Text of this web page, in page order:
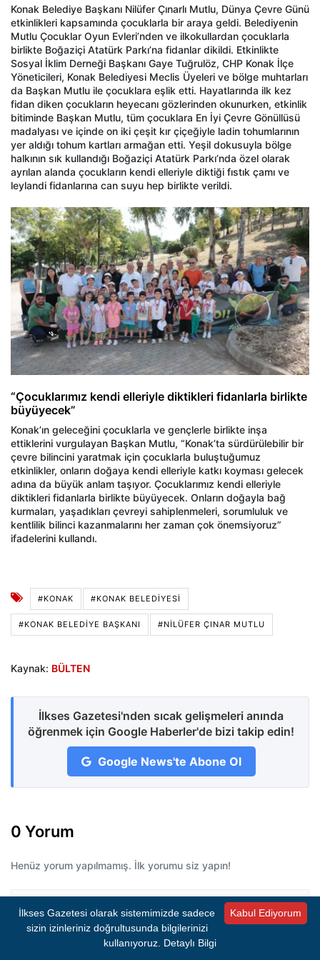
Konak Belediye Başkanı Nilüfer Çınarlı Mutlu, Dünya Çevre Günü
etkinlikleri kapsamında çocuklarla bir araya geldi. Belediyenin
Mutlu Çocuklar Oyun Evleri’nden ve ilkokullardan çocuklarla
birlikte Boğaziçi Atatürk Parkı’na fidanlar dikildi. Etkinlikte
Sosyal İklim Derneği Başkanı Gaye Tuğrulöz, CHP Konak İlçe
Yöneticileri, Konak Belediyesi Meclis Üyeleri ve bölge muhtarları
da Başkan Mutlu ile çocuklara eşlik etti. Hayatlarında ilk kez
fidan diken çocukların heyecanı gözlerinden okunurken, etkinlik
bitiminde Başkan Mutlu, tüm çocuklara En İyi Çevre Gönüllüsü
madalyası ve içinde on iki çeşit kır çiçeğiyle ladin tohumlarının
yer aldığı tohum kartları armağan etti. Yeşil dokusuyla bölge
halkının sık kullandığı Boğaziçi Atatürk Parkı’nda özel olarak
ayrılan alanda çocukların kendi elleriyle diktiği fıstık çamı ve
leylandi fidanlarına can suyu hep birlikte verildi.
“Çocuklarımız kendi elleriyle diktikleri fidanlarla birlikte
büyüyecek”
Konak’ın geleceğini çocuklarla ve gençlerle birlikte inşa
ettiklerini vurgulayan Başkan Mutlu, “Konak’ta sürdürülebilir bir
çevre bilincini yaratmak için çocuklarla buluştuğumuz
etkinlikler, onların doğaya kendi elleriyle katkı koyması gelecek
adına da büyük anlam taşıyor. Çocuklarımız kendi elleriyle
diktikleri fidanlarla birlikte büyüyecek. Onların doğayla bağ
kurmaları, yaşadıkları çevreyi sahiplenmeleri, sorumluluk ve
kentlilik bilinci kazanmalarını her zaman çok önemsiyoruz”
ifadelerini kullandı.
#KONAK #KONAK BELEDIYESI
#KONAK BELEDIYE BAŞKANI #NILÜFER ÇINAR MUTLU
Kaynak: BÜLTEN
İlkses Gazetesi'nden sıcak gelişmeleri anında
öğrenmek için Google Haberler'de bizi takip edin!
Google News'te Abone Ol
0 Yorum
Henüz yorum yapılmamış. İlk yorumu siz yapın!
Bir Yorum Bırakın
E-posta adresiniz yayımlanmayacaktır.
Kabul Ediyorum
İlkses Gazetesi olarak sistemimizde sadece
sizin izinleriniz doğrultusunda bilgilerinizi
kullanıyoruz. Detaylı Bilgi